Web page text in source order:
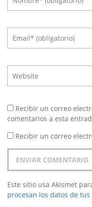
Recibir un correo
comentarios a esta
Recibir un correo
Este sitio usa Akismet
procesan los datos de